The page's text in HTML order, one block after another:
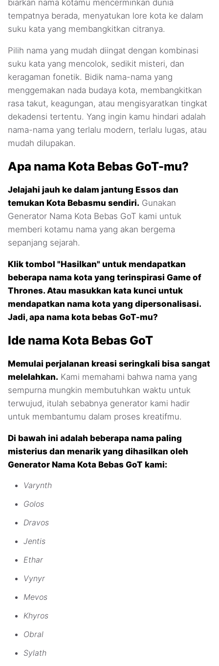
biarkan nama kotamu mencerminkan dunia
tempatnya berada, menyatukan lore kota ke dalam
suku kata yang membangkitkan citranya.
Pilih nama yang mudah diingat dengan kombinasi
suku kata yang mencolok, sedikit misteri, dan
keragaman fonetik. Bidik nama-nama yang
menggemakan nada budaya kota, membangkitkan
rasa takut, keagungan, atau mengisyaratkan tingkat
dekadensi tertentu. Yang ingin kamu hindari adalah
nama-nama yang terlalu modern, terlalu lugas, atau
mudah dilupakan.
Apa nama Kota Bebas GoT-mu?
Jelajahi jauh ke dalam jantung Essos dan
temukan Kota Bebasmu sendiri. Gunakan
Generator Nama Kota Bebas GoT kami untuk
memberi kotamu nama yang akan bergema
sepanjang sejarah.
Klik tombol "Hasilkan" untuk mendapatkan
beberapa nama kota yang terinspirasi Game of
Thrones. Atau masukkan kata kunci untuk
mendapatkan nama kota yang dipersonalisasi.
Jadi, apa nama kota bebas GoT-mu?
Ide nama Kota Bebas GoT
Memulai perjalanan kreasi seringkali bisa sangat
melelahkan. Kami memahami bahwa nama yang
sempurna mungkin membutuhkan waktu untuk
terwujud, itulah sebabnya generator kami hadir
untuk membantumu dalam proses kreatifmu.
Di bawah ini adalah beberapa nama paling
misterius dan menarik yang dihasilkan oleh
Generator Nama Kota Bebas GoT kami:
Varynth
Golos
Dravos
Jentis
Ethar
Vynyr
Mevos
Khyros
Obral
Sylath